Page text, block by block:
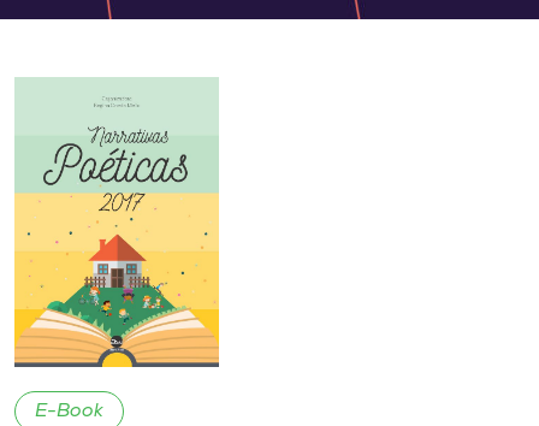
Unoesc
Internacionalização
I.nova
E-Book